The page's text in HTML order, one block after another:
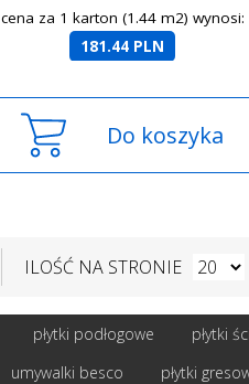
cena za 1 karton (1.44 m2) wynosi:
181.44 PLN
Do koszyka
ILOŚĆ NA STRONIE
płytki podłogowe płytki
umywalki besco
płytki